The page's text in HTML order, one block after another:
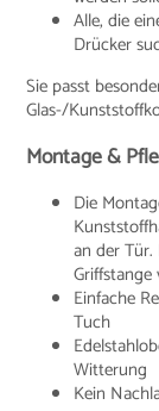
Alle, die
Drücker
Sie passt
Glas-/
Montage &
Die
an der
Einfache
Tuch
Witterung
Kein